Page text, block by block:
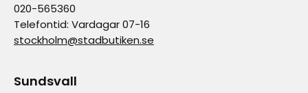
020-565360
Telefontid: Vardagar 07-16
stockholm@stadbutiken.se
Sundsvall